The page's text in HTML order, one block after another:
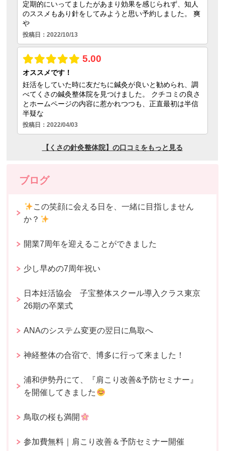
ブログ
この笑顔に会える日を、一緒に目指しません
か？
開業7周年を迎えることができました
少し早めの7周年祝い
日本妊活協会 子宝整体スクール導入クラス東京
26期の卒業式
ANAのシステム変更の翌日に鳥取へ
神経整体の合宿で、博多に行って来ました！
浦和伊勢丹にて、『肩こり改善&予防セミナー』
を開催してきました
鳥取の桜も満開
参加費無料｜肩こり改善＆予防セミナー開催